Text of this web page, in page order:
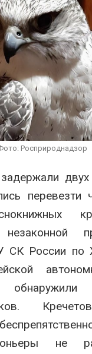
Росприроднадзор
двух
перевезти
незаконной
СК России по
обнаружили
не